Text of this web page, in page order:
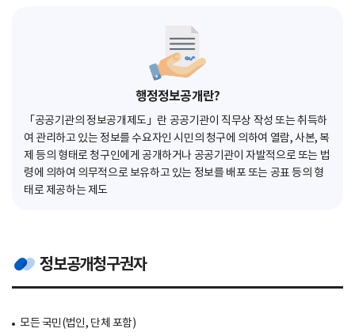
행정정보공개란?
「공공기관의 정보공개제도」란 공공기관이 직무상 작성 또는 취득하
여 관리하고 있는 정보를 수요자인 시민의 청구에 의하여 열람, 사본, 복
제 등의 형태로 청구인에게 공개하거나 공공기관이 자발적으로 또는 법
령에 의하여 의무적으로 보유하고 있는 정보를 배포 또는 공표 등의 형
태로 제공하는 제도
정보공개청구권자
모든 국민(법인, 단체 포함)